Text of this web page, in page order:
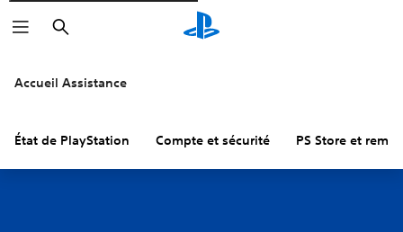
Rechercher
Accueil Assistance
État de PlayStation Compte et sécurité PS Store et